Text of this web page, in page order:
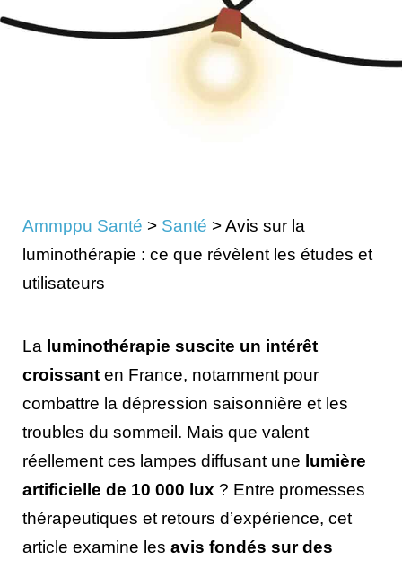
Ammppu Santé > Santé >Avis sur la
luminothérapie : ce que révèlent les études et
utilisateurs
La luminothérapie suscite un intérêt
croissant en France, notamment pour
combattre la dépression saisonnière et les
troubles du sommeil. Mais que valent
réellement ces lampes diffusant une lumière
artificielle de 10 000 lux ? Entre promesses
thérapeutiques et retours d’expérience, cet
article examine les avis fondés sur des